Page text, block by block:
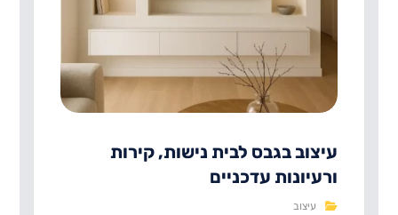
עיצוב בגבס לבית נישות, קירות
ורעיונות עדכניים
עיצוב